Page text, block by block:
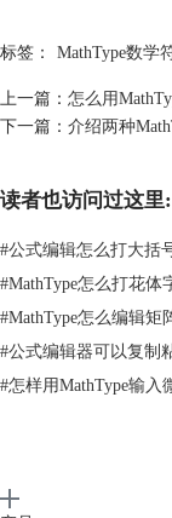
在输入框尾部的下拉
滚动条，一直拉到最
面中就出现了我们需
标签： MathType数学
上一篇： 怎么用
下一篇： 介绍两种
读者也访问过这里:
#公式编辑怎么打大括
#MathType怎么打花体
#MathType怎么编辑矩
#公式编辑器可以复制
#怎样用MathType输入